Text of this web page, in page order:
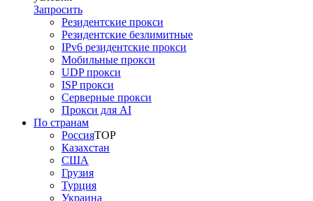
Запросить
Резидентские прокси
Резидентские безлимитные
IPv6 резидентские прокси
Мобильные прокси
UDP прокси
ISP прокси
Серверные прокси
Прокси для AI
По странам
РоссияTOP
Казахстан
США
Грузия
Турция
Украина